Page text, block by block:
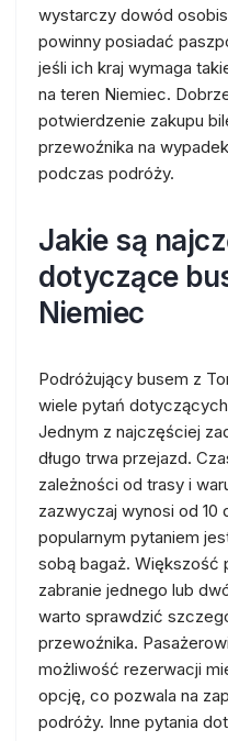
wystarczy dowód
powinny posiadać
jeśli ich kraj wymaga
na teren Niemiec.
potwierdzenie zakupu
przewoźnika na
podczas podróży.
Jakie są
dotyczące
Niemiec
Podróżujący busem z
wiele pytań
Jednym z najczęściej
długo trwa przejazd.
zależności od trasy i
zazwyczaj wynosi od 10
popularnym pytaniem
sobą bagaż. Większość
zabranie jednego lub
warto sprawdzić
przewoźnika.
możliwość rezerwacji
opcję, co pozwala na
podróży. Inne pytania